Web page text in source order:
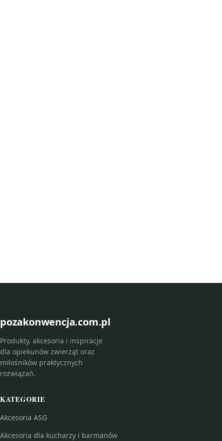
pozakonwencja.com.pl
Produkty, akcesoria i inspiracje
dla opiekunów zwierząt oraz
miłośników praktycznych
rozwiązań.
KATEGORIE
Akcesoria ASG
Akcesoria dla kucharzy i barmanów